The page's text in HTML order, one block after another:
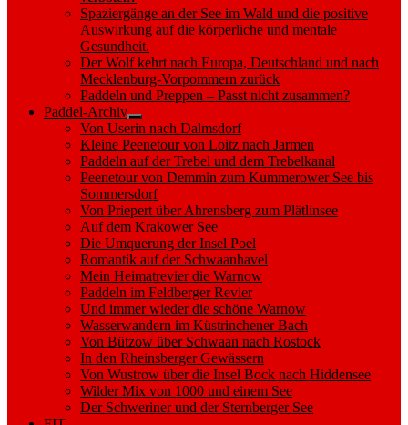
Spaziergänge an der See im Wald und die positive
Auswirkung auf die körperliche und mentale
Gesundheit.
Der Wolf kehrt nach Europa, Deutschland und nach
Mecklenburg-Vorpommern zurück
Paddeln und Preppen – Passt nicht zusammen?
Paddel-Archiv
Show
sub
menu
Von Userin nach Dalmsdorf
Kleine Peenetour von Loitz nach Jarmen
Paddeln auf der Trebel und dem Trebelkanal
Peenetour von Demmin zum Kummerower See bis
Sommersdorf
Von Priepert über Ahrensberg zum Plätlinsee
Auf dem Krakower See
Die Umquerung der Insel Poel
Romantik auf der Schwaanhavel
Mein Heimatrevier die Warnow
Paddeln im Feldberger Revier
Und immer wieder die schöne Warnow
Wasserwandern im Küstrinchener Bach
Von Bützow über Schwaan nach Rostock
In den Rheinsberger Gewässern
Von Wustrow über die Insel Bock nach Hiddensee
Wilder Mix von 1000 und einem See
Der Schweriner und der Sternberger See